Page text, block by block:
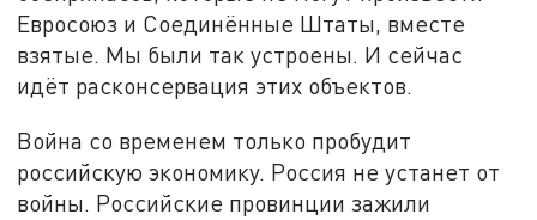
Евросоюз и Соединённые Штаты, вместе
взятые. Мы были так устроены. И сейчас
идёт расконсервация этих объектов.
Война со временем только пробудит
российскую экономику. Россия не устанет от
войны. Российские провинции зажили